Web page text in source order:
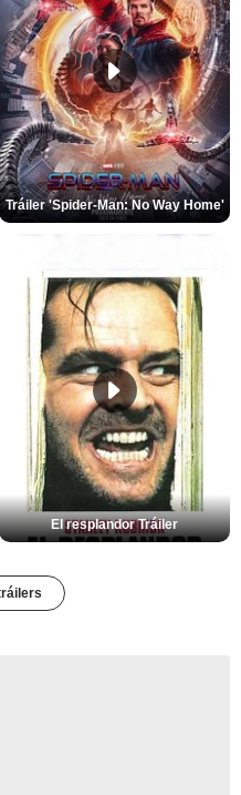
Tráiler 'Spider-Man: No Way Home'
El resplandor Tráiler